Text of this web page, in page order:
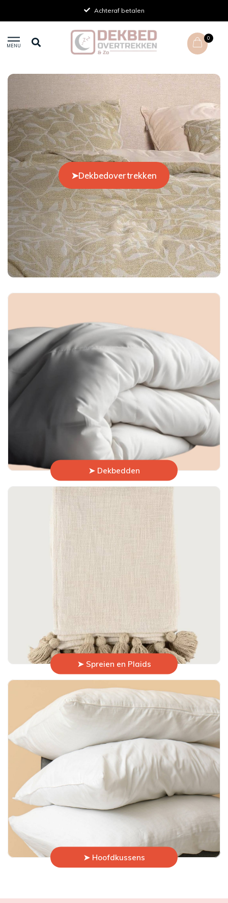
Achteraf betalen
MENU
0
➤Dekbedovertrekken
➤ Dekbedden
➤ Spreien en Plaids
➤ Hoofdkussens